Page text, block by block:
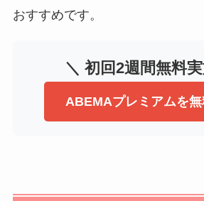
おすすめです。
＼ 初回2週間無料
ABEMAプレミアムを